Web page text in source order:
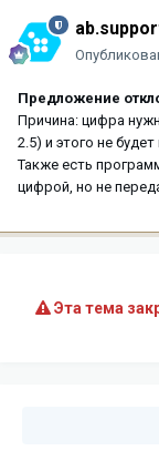
Предложение
Причина: цифра
2.5) и этого не будет
Также есть
цифрой, но не
Эта тема